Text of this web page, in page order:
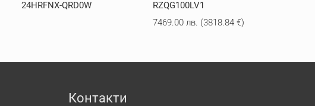
24HRFNX-QRD0W
RZQG100LV1
7469.00 лв. (3818.84 €)
Контакти